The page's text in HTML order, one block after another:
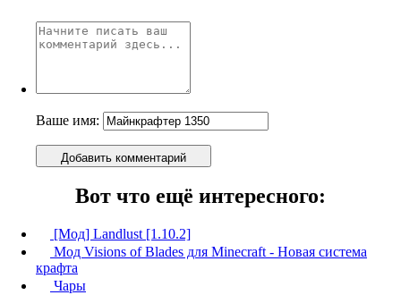
Ваше имя:
Добавить комментарий
Вот что ещё интересного:
[Мод] Landlust [1.10.2]
Мод Visions of Blades для Minecraft - Новая система
крафта
Чары